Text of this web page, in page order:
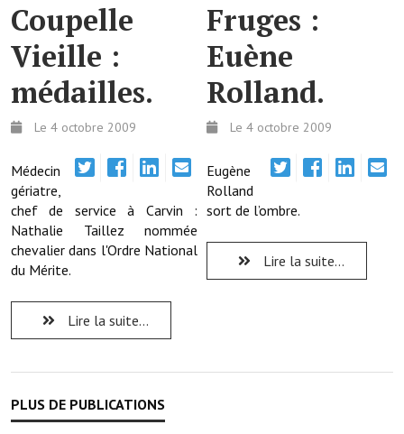
Numéros d'urgence
Terrains et maisons à vendre
L'équipe municipale
Le personnel municipal
Les moyens financiers
Note de synthèse financière
Rapport d'orientation budgétaire
Actions et projets
Projets et travaux en cours
Coupelle
Vieille :
médailles.
Le 4 octobre 2009
Médecin
gériatre,
chef de service à Carvin :
Nathalie Taillez nommée
chevalier dans l'Ordre National
du Mérite.
Lire la suite...
Fruges :
Euène
Rolland.
Le 4 octobre 2009
Eugène
Rolland
sort de l’ombre.
Lire la suite...